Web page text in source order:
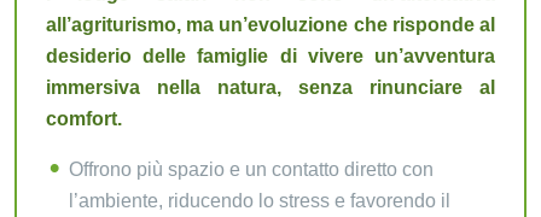
all’agriturismo, ma un’evoluzione che risponde al
desiderio delle famiglie di vivere un’avventura
immersiva nella natura, senza rinunciare al
comfort.
Offrono più spazio e un contatto diretto con
l’ambiente, riducendo lo stress e favorendo il